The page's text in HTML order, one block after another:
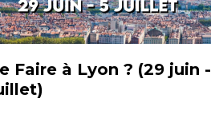
Faire à Lyon ? (29 juin -